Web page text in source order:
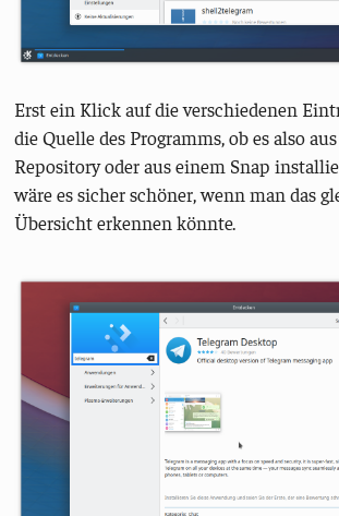
Erst ein Klick auf die verschiedenen
die Quelle des Programms, ob es also
Repository oder aus einem Snap
wäre es sicher schöner, wenn man das
Übersicht erkennen könnte.